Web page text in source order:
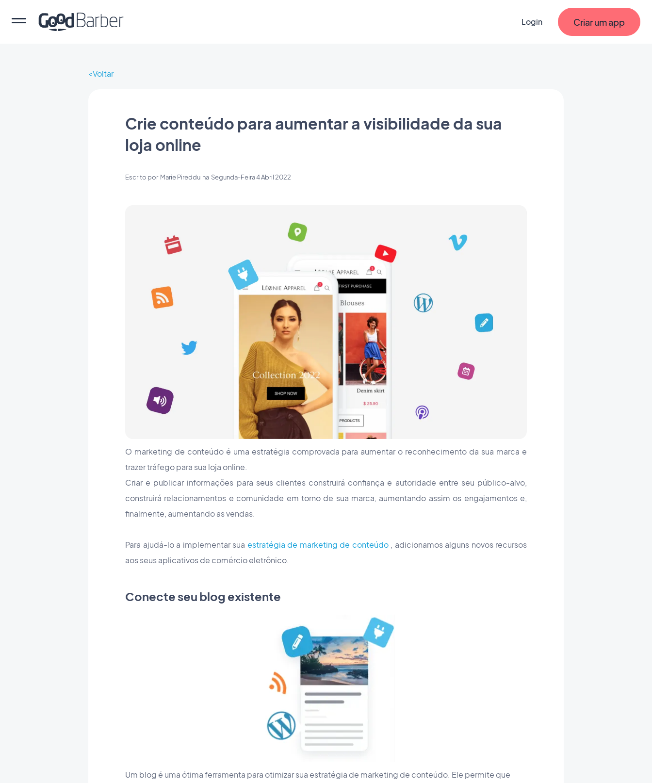
Login Criar um app
Voltar
Crie conteúdo para aumentar a visibilidade da sua
loja online
Escrito por Marie Pireddu na Segunda-Feira 4 Abril 2022
O marketing de conteúdo é uma estratégia comprovada para aumentar o reconhecimento da sua marca e
trazer tráfego para sua loja online.
Criar e publicar informações para seus clientes construirá confiança e autoridade entre seu público-alvo,
construirá relacionamentos e comunidade em torno de sua marca, aumentando assim os engajamentos e,
finalmente, aumentando as vendas.
Para ajudá-lo a implementar sua estratégia de marketing de conteúdo, adicionamos alguns novos recursos
aos seus aplicativos de comércio eletrônico.
Conecte seu blog existente
Um blog é uma ótima ferramenta para otimizar sua estratégia de marketing de conteúdo. Ele permite que